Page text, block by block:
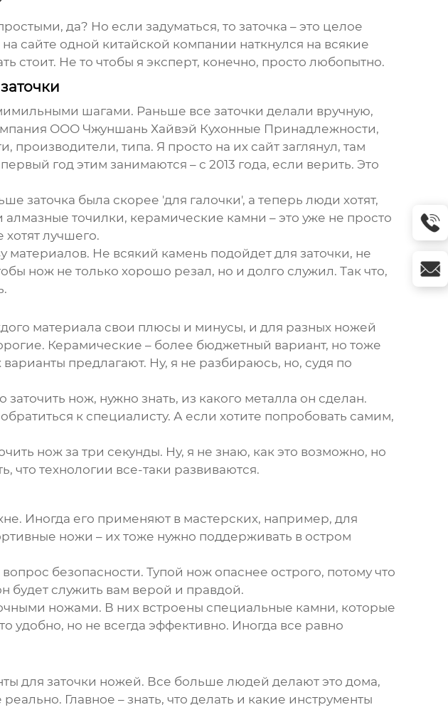
да? Но если задуматься, то заточка – это целое
на сайте одной китайской компании наткнулся на всякие
стоит. Не то чтобы я эксперт, конечно, просто любопытно.
шагами. Раньше все заточки делали вручную,
ООО Чжуншань Хайвэй Кухонные Принадлежности,
типа. Я просто на их сайт заглянул, там
год этим занимаются – с 2013 года, если верить. Это
заточка была скорее 'для галочки', а теперь люди хотят,
точилки, керамические камни – это уже не просто
лучшего.
материалов. Не всякий камень подойдет для заточки, не
нож не только хорошо резал, но и долго служил. Так что,
материала свои плюсы и минусы, и для разных ножей
Керамические – более бюджетный вариант, но тоже
предлагают. Ну, я не разбираюсь, но, судя по
нож, нужно знать, из какого металла он сделан.
к специалисту. А если хотите попробовать самим,
нож за три секунды. Ну, я не знаю, как это возможно, но
что технологии все-таки развиваются.
Иногда его применяют в мастерских, например, для
ножи – их тоже нужно поддерживать в остром
безопасности. Тупой нож опаснее острого, потому что
будет служить вам верой и правдой.
ножами. В них встроены специальные камни, которые
удобно, но не всегда эффективно. Иногда все равно
для заточки ножей. Все больше людей делают это дома,
Главное – знать, что делать и какие инструменты